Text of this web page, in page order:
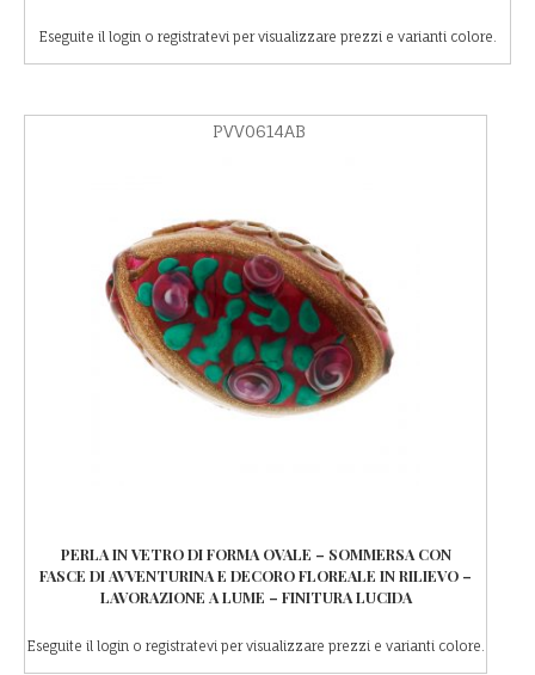
Eseguite il login o registratevi per visualizzare prezzi e varianti colore.
PVV0614AB
PERLA IN VETRO DI FORMA OVALE – SOMMERSA CON
FASCE DI AVVENTURINA E DECORO FLOREALE IN RILIEVO –
LAVORAZIONE A LUME – FINITURA LUCIDA
Eseguite il login o registratevi per visualizzare prezzi e varianti colore.